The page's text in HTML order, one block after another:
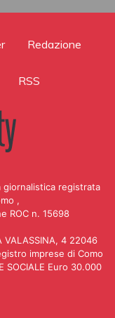
Redazione
RSS
giornalistica registrata
,
ROC n. 15698
VALASSINA, 4 22046
imprese di Como
SOCIALE Euro 30.000